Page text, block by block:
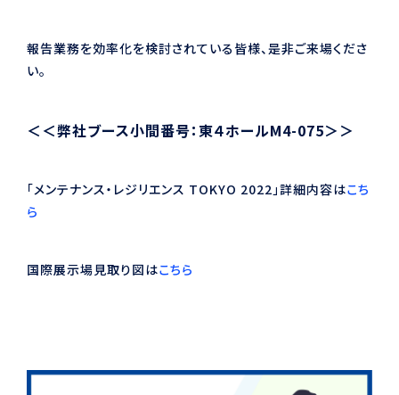
報告業務を効率化を検討されている皆様、是非ご来場くださ
い。
＜＜弊社ブース小間番号：東４ホールM4-075＞＞
「メンテナンス・レジリエンス TOKYO 2022」詳細内容はこち
ら
国際展示場見取り図はこちら